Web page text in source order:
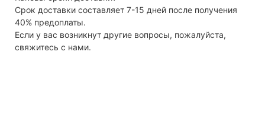
Срок доставки составляет 7-15 дней после получения
40% предоплаты.
Если у вас возникнут другие вопросы, пожалуйста,
свяжитесь с нами.